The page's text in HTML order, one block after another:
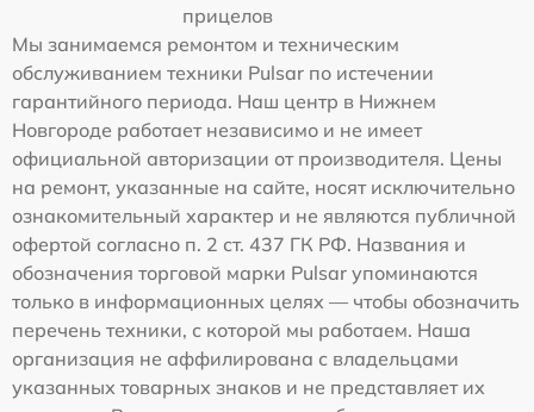
прицелов
Мы занимаемся ремонтом и техническим
обслуживанием техники Pulsar по истечении
гарантийного периода. Наш центр в Нижнем
Новгороде работает независимо и не имеет
официальной авторизации от производителя. Цены
на ремонт, указанные на сайте, носят исключительно
ознакомительный характер и не являются публичной
офертой согласно п. 2 ст. 437 ГК РФ. Названия и
обозначения торговой марки Pulsar упоминаются
только в информационных целях — чтобы обозначить
перечень техники, с которой мы работаем. Наша
организация не аффилирована с владельцами
указанных товарных знаков и не представляет их